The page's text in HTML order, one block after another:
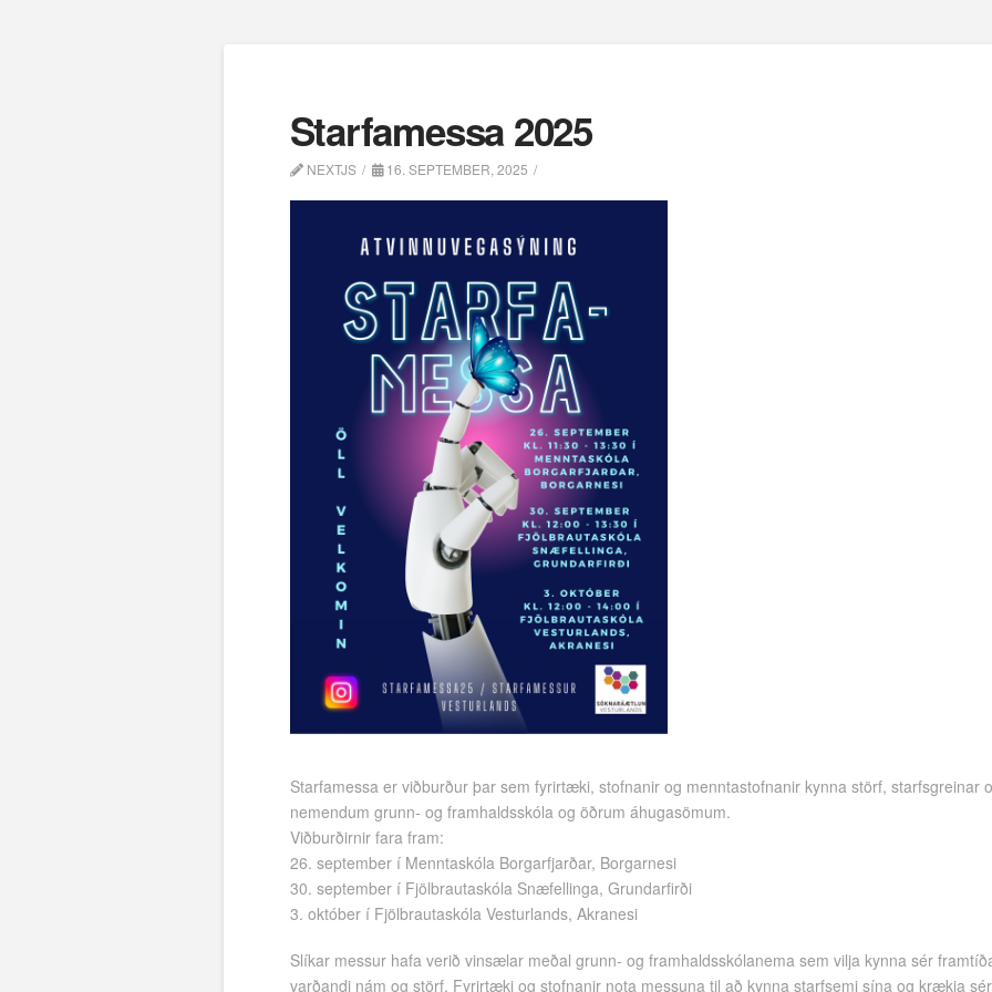
Starfamessa 2025
NEXTJS 16. SEPTEMBER, 2025
Starfamessa er viðburður þar sem fyrirtæki, stofnanir og menntastofnanir kynna störf,
nemendum grunn- og framhaldsskóla og öðrum áhugasömum.
Viðburðirnir fara fram:
26. september í Menntaskóla Borgarfjarðar, Borgarnesi
30. september í Fjölbrautaskóla Snæfellinga, Grundarfirði
3. október í Fjölbrautaskóla Vesturlands, Akranesi
Slíkar messur hafa verið vinsælar meðal grunn- og framhaldsskólanema sem vilja kynna sér
varðandi nám og störf. Fyrirtæki og stofnanir nota messuna til að kynna starfsemi sína og krækja